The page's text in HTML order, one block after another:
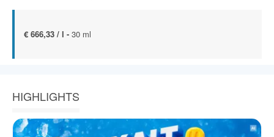
€ 666,33 / l - 30 ml
HIGHLIGHTS